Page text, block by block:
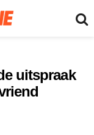
uitspraak